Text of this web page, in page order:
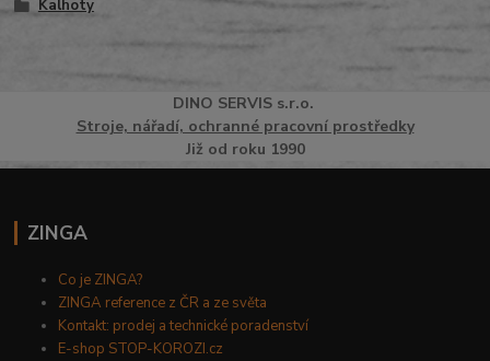
Kalhoty
DINO SERVISs.r.o.
Stroje, nářadí, ochranné pracovní prostředky
Již od roku 1990
ZINGA
Co je ZINGA?
ZINGA reference z ČR a ze světa
Kontakt: prodej a technické poradenství
E-shop STOP-KOROZI.cz